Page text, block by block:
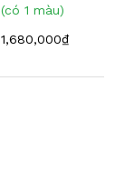
(có 1 màu)
1,680,000₫